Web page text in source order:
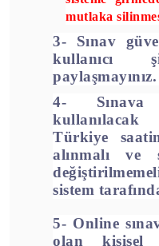
mutlaka
3- Sınav
kullanıcı
paylaşmayınız.
4- Sınava
kullanılacak
Türkiye
alınmalı ve
sistem
5- Online
olan kişisel